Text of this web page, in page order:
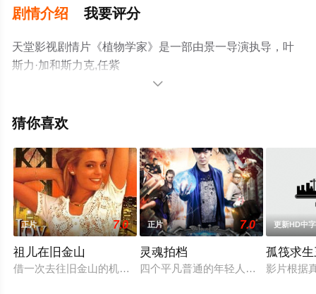
剧情介绍 我要评分
天堂影视剧情片《植物学家》是一部由景一导演执导，叶
斯力·加和斯力克,任紫
晗,Eramazan·Sarhet,Jomajan·Songhat,Nurdaolet·Jalen等
删减完整版电影大全就上天堂电影网，更多相关信息可移
。

猜你喜欢
正片 7.0
祖儿在旧金山
借一次去往旧金山的机会，Joy决定联系Paul，一个给她留下美
正片 7.0
灵魂拍档
四个平凡普通的年轻人因为“引力波
更新HD中字
孤筏求
影片根据